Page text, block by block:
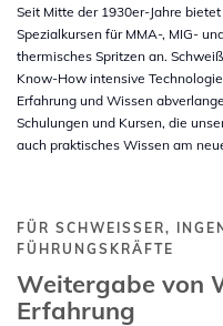
Seit Mitte der 1930er-Jahre
Spezialkursen für MMA-, MIG-
thermisches Spritzen an.
Know-How intensive
Erfahrung und Wissen
Schulungen und Kursen, die
auch praktisches Wissen am
FÜR SCHWEISSER,
FÜHRUNGSKRÄFTE
Weitergabe von
Erfahrung